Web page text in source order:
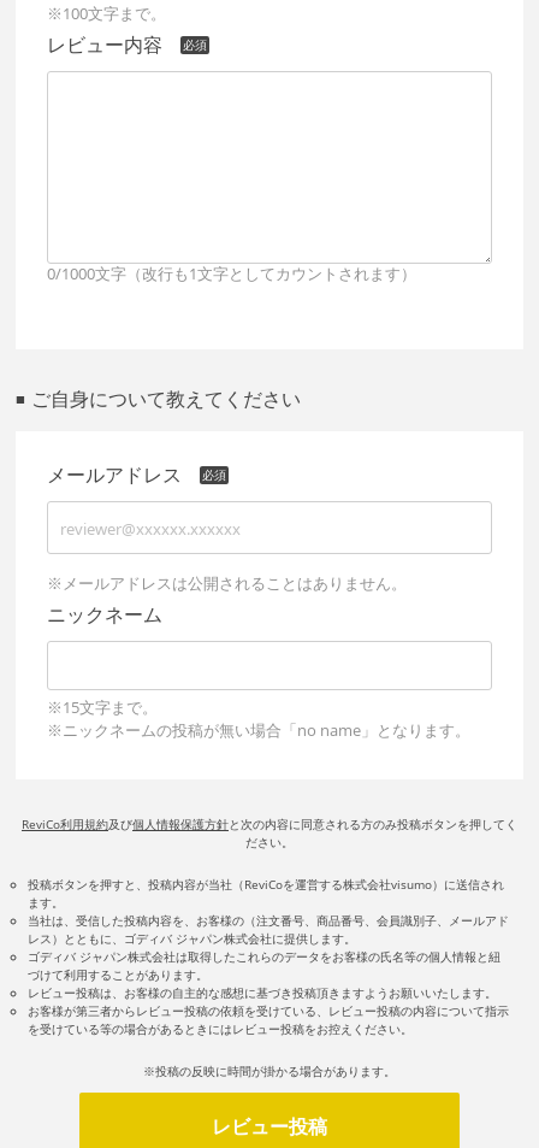
※100文字まで。
レビュー内容
0/1000文字（改行も1文字としてカウントされます）
■ ご自身について教えてください
メールアドレス
※メールアドレスは公開されることはありません。
ニックネーム
※15文字まで。
※ニックネームの投稿が無い場合「no name」となります。
ReviCo利用規約及び個人情報保護方針と次の内容に同意される方のみ投稿ボタンを押してく
ださい。
投稿ボタンを押すと、投稿内容が当社（ReviCoを運営する株式会社visumo）に送信され
ます。
当社は、受信した投稿内容を、お客様の（注文番号、商品番号、会員識別子、メールアド
レス）とともに、ゴディバ ジャパン株式会社に提供します。
ゴディバ ジャパン株式会社は取得したこれらのデータをお客様の氏名等の個人情報と紐
づけて利用することがあります。
レビュー投稿は、お客様の自主的な感想に基づき投稿頂きますようお願いいたします。
お客様が第三者からレビュー投稿の依頼を受けている、レビュー投稿の内容について指示
を受けている等の場合があるときにはレビュー投稿をお控えください。
※投稿の反映に時間が掛かる場合があります。